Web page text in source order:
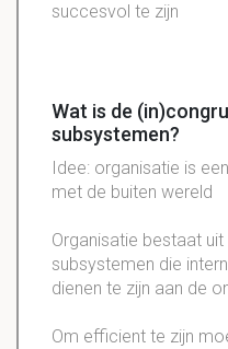
succesvol te zijn
Wat is de
subsystemen?
Idee: organisatie is
met de buiten wereld
Organisatie bestaat
subsystemen die
dienen te zijn aan de
Om efficient te zijn